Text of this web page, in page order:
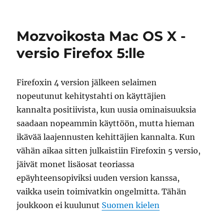
ja
7
versioille
Mozvoikosta Mac OS X -
versio Firefox 5:lle
Firefoxin 4 version jälkeen selaimen
nopeutunut kehitystahti on käyttäjien
kannalta positiivista, kun uusia ominaisuuksia
saadaan nopeammin käyttöön, mutta hieman
ikävää laajennusten kehittäjien kannalta. Kun
vähän aikaa sitten julkaistiin Firefoxin 5 versio,
jäivät monet lisäosat teoriassa
epäyhteensopiviksi uuden version kanssa,
vaikka usein toimivatkin ongelmitta. Tähän
joukkoon ei kuulunut Suomen kielen